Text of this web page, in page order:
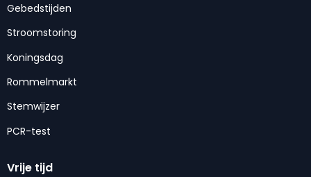
Gebedstijden
Stroomstoring
Koningsdag
Rommelmarkt
Stemwijzer
PCR-test
Vrije tijd